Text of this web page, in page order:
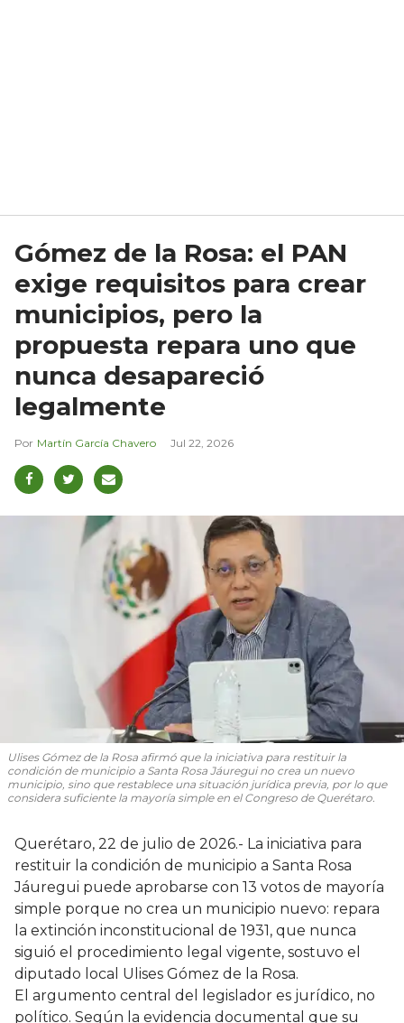
Gómez de la Rosa: el PAN
exige requisitos para crear
municipios, pero la
propuesta repara uno que
nunca desapareció
legalmente
Martín García Chavero Jul 22, 2026
Ulises Gómez de la Rosa afirmó que la iniciativa para restituir la
condición de municipio a Santa Rosa Jáuregui no crea un nuevo
municipio, sino que restablece una situación jurídica previa, por lo que
considera suficiente la mayoría simple en el Congreso de Querétaro.
Querétaro, 22 de julio de 2026.- La iniciativa para
restituir la condición de municipio a Santa Rosa
Jáuregui puede aprobarse con 13 votos de mayoría
simple porque no crea un municipio nuevo: repara
la extinción inconstitucional de 1931, que nunca
siguió el procedimiento legal vigente, sostuvo el
diputado local Ulises Gómez de la Rosa.
El argumento central del legislador es jurídico, no
político. Según la evidencia documental que su